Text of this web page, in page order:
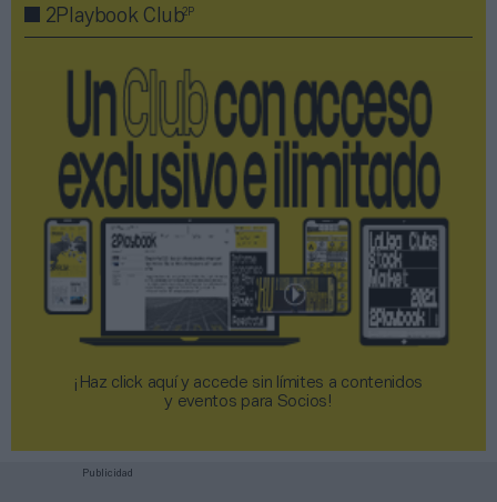
2Playbook Club2P
¡Haz click aquí y accede sin límites a contenidos
y eventos para Socios!​​​​​​​
Publicidad